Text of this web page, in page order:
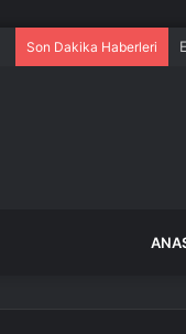
Son Dakika Haberleri